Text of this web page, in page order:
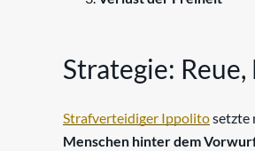
Strategie:
Strafverteidiger Ippolitosetzte
Menschen hinter dem